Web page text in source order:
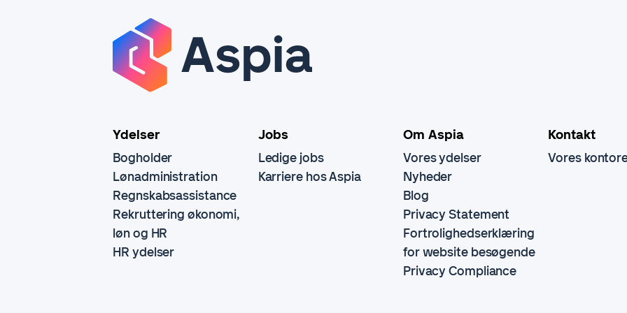
Ydelser
Bogholder
Lønadministration
Regnskabsassistance
Rekruttering økonomi,
løn og HR
HR ydelser
Jobs
Ledige jobs
Karriere hos Aspia
Om Aspia
Vores ydelser
Nyheder
Blog
Privacy Statement
Fortrolighedserklæring
for website besøgende
Privacy Compliance
Kontakt
Vores